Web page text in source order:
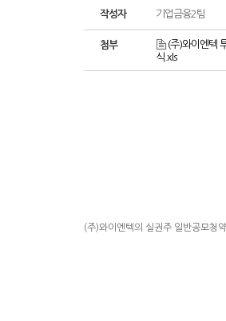
작성자 기업금융2팀
첨부
(주)와이엔텍
식.xls
(주)와이엔텍의 실권주 일반공모청